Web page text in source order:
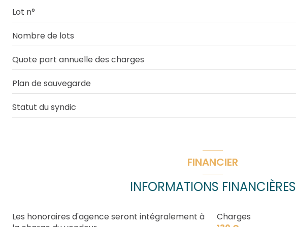
Lot n°
Nombre de lots
Quote part annuelle des charges
Plan de sauvegarde
Statut du syndic
FINANCIER
INFORMATIONS FINANCIÈRES
Les honoraires d'agence seront intégralement à
Charges